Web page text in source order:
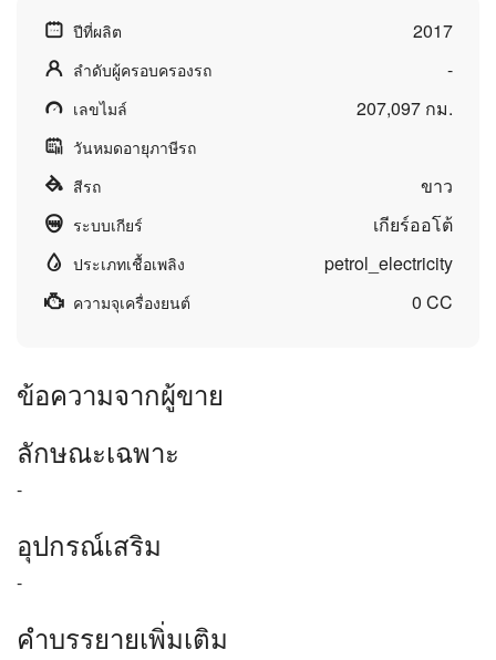
ปีที่ผลิต 2017
ลำดับผู้ครอบครองรถ -
เลขไมล์ 207,097 กม.
วันหมดอายุภาษีรถ
สีรถ
ขาว
ระบบเกียร์ เกียร์ออโต้
ประเภทเชื้อเพลิง petrol_electricity
ความจุเครื่องยนต์ 0 CC
ข้อความจากผู้ขาย
ลักษณะเฉพาะ
-
อุปกรณ์เสริม
-
คำบรรยายเพิ่มเติม